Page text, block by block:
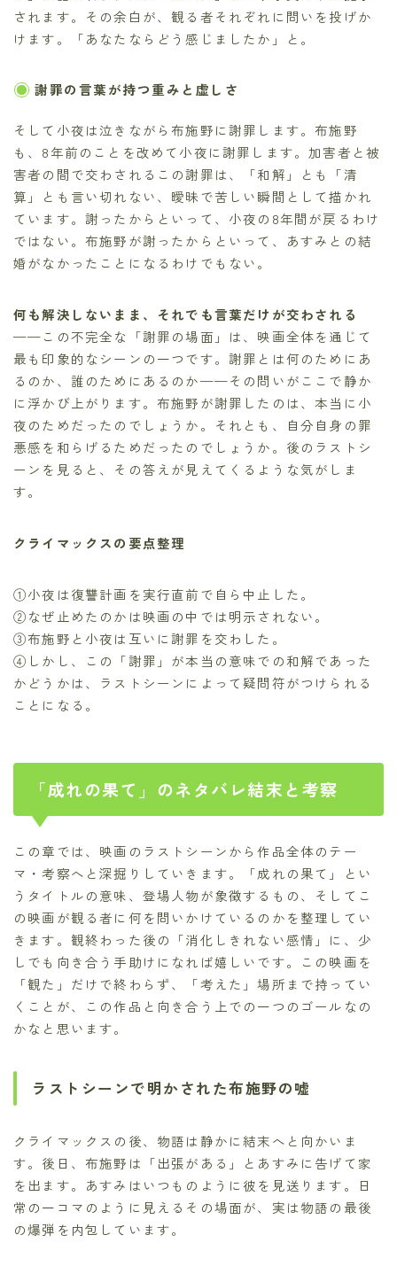
されます。その余白が、観る者それぞれに問いを投げか
けます。「あなたならどう感じましたか」と。
謝罪の言葉が持つ重みと虚しさ
そして小夜は泣きながら布施野に謝罪します。布施野
も、8年前のことを改めて小夜に謝罪します。加害者と被
害者の間で交わされるこの謝罪は、「和解」とも「清
算」とも言い切れない、曖昧で苦しい瞬間として描かれ
ています。謝ったからといって、小夜の8年間が戻るわけ
ではない。布施野が謝ったからといって、あすみとの結
婚がなかったことになるわけでもない。
何も解決しないまま、それでも言葉だけが交わされる
——この不完全な「謝罪の場面」は、映画全体を通じて
最も印象的なシーンの一つです。謝罪とは何のためにあ
るのか、誰のためにあるのか——その問いがここで静か
に浮かび上がります。布施野が謝罪したのは、本当に小
夜のためだったのでしょうか。それとも、自分自身の罪
悪感を和らげるためだったのでしょうか。後のラストシ
ーンを見ると、その答えが見えてくるような気がしま
す。
クライマックスの要点整理
①小夜は復讐計画を実行直前で自ら中止した。
②なぜ止めたのかは映画の中では明示されない。
③布施野と小夜は互いに謝罪を交わした。
④しかし、この「謝罪」が本当の意味での和解であった
かどうかは、ラストシーンによって疑問符がつけられる
ことになる。
「成れの果て」のネタバレ結末と考察
この章では、映画のラストシーンから作品全体のテー
マ・考察へと深掘りしていきます。「成れの果て」とい
うタイトルの意味、登場人物が象徴するもの、そしてこ
の映画が観る者に何を問いかけているのかを整理してい
きます。観終わった後の「消化しきれない感情」に、少
しでも向き合う手助けになれば嬉しいです。この映画を
「観た」だけで終わらず、「考えた」場所まで持ってい
くことが、この作品と向き合う上での一つのゴールなの
かなと思います。
ラストシーンで明かされた布施野の嘘
クライマックスの後、物語は静かに結末へと向かいま
す。後日、布施野は「出張がある」とあすみに告げて家
を出ます。あすみはいつものように彼を見送ります。日
常の一コマのように見えるその場面が、実は物語の最後
の爆弾を内包しています。